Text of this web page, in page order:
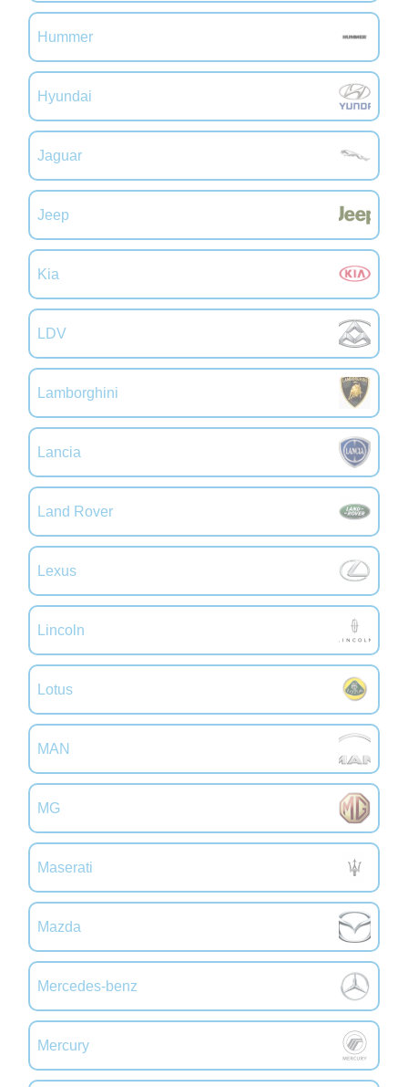
Hummer
Hyundai
Jaguar
Jeep
Kia
LDV
Lamborghini
Lancia
Land Rover
Lexus
Lincoln
Lotus
MAN
MG
Maserati
Mazda
Mercedes-benz
Mercury